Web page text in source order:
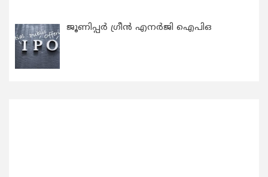
ജൂണിപ്പർ ഗ്രീൻ എനർജി ഐപിഒ